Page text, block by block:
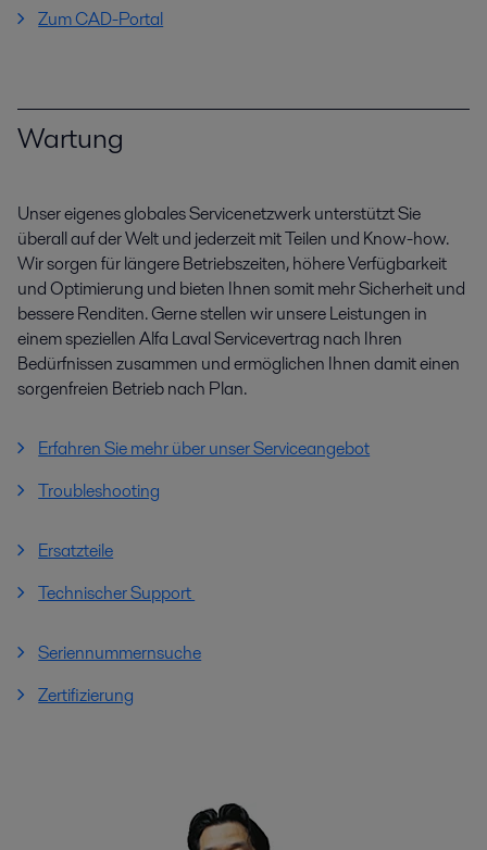
Zum CAD-Portal
Wartung
Unser eigenes globales Servicenetzwerk unterstützt Sie
überall auf der Welt und jederzeit mit Teilen und Know-how.
Wir sorgen für längere Betriebszeiten, höhere Verfügbarkeit
und Optimierung und bieten Ihnen somit mehr Sicherheit und
bessere Renditen. Gerne stellen wir unsere Leistungen in
einem speziellen Alfa Laval Servicevertrag nach Ihren
Bedürfnissen zusammen und ermöglichen Ihnen damit einen
sorgenfreien Betrieb nach Plan.
Erfahren Sie mehr über unser Serviceangebot
Troubleshooting
Ersatzteile
Technischer Support
Seriennummernsuche
Zertifizierung